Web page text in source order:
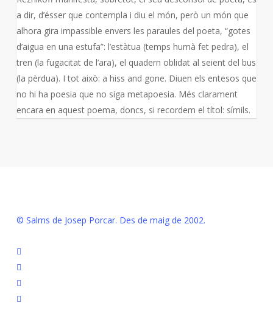
a dir, d’ésser que contempla i diu el món, però un món que
alhora gira impassible envers les paraules del poeta, “gotes
d’aigua en una estufa”: l’estàtua (temps humà fet pedra), el
tren (la fugacitat de l’ara), el quadern oblidat al seient del bus
(la pèrdua). I tot això: a hiss and gone. Diuen els entesos que
no hi ha poesia que no siga metapoesia. Més clarament
encara en aquest poema, doncs, si recordem el títol: símils.
© Salms de Josep Porcar. Des de maig de 2002.
bluesky
instagram
flickr
mastodon